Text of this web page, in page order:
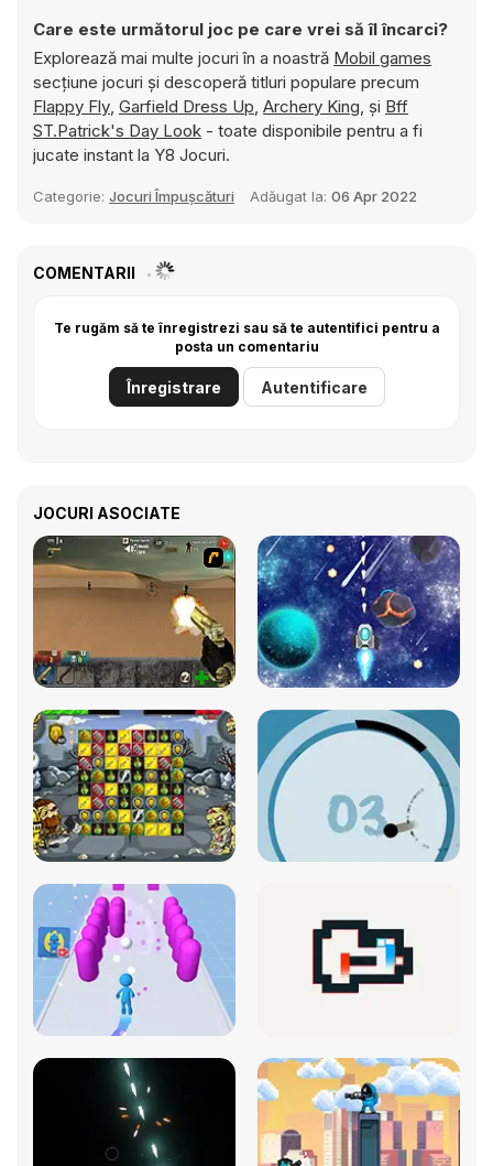
Care este următorul joc pe care vrei să îl încarci?
Explorează mai multe jocuri în a noastră Mobil games
secțiune jocuri și descoperă titluri populare precum
Flappy Fly, Garfield Dress Up, Archery King, și Bff
ST.Patrick's Day Look - toate disponibile pentru a fi
jucate instant la Y8 Jocuri.
Categorie: Jocuri Împușcături Adăugat la: 06 Apr 2022
COMENTARII
Te rugăm să te înregistrezi sau să te autentifici pentru a
posta un comentariu
Înregistrare Autentificare
JOCURI ASOCIATE